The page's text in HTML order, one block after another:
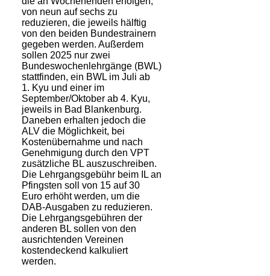
von neun auf sechs zu
reduzieren, die jeweils hälftig
von den beiden Bundestrainern
gegeben werden. Außerdem
sollen 2025 nur zwei
Bundeswochen­lehrgänge (BWL)
stattfinden, ein BWL im Juli ab
1. Kyu und einer im
September/Oktober ab 4. Kyu,
jeweils in Bad Blankenburg.
Daneben erhalten jedoch die
ALV die Möglichkeit, bei
Kostenübernahme und nach
Genehmigung durch den VPT
zusätzliche BL auszuschreiben.
Die Lehrgangs­gebühr beim IL an
Pfingsten soll von 15 auf 30
Euro erhöht werden, um die
DAB-Ausgaben zu reduzieren.
Die Lehr­gangs­gebühren der
anderen BL sollen von den
ausrichtenden Vereinen
kostendeckend kalkuliert
werden.